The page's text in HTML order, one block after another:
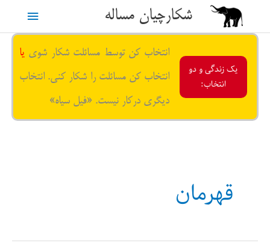
محتوا
شکارچیان مساله
فهرست
یک زندگی و دو
انتخاب:
انتخاب کن توسط مسائلت شکار شوی یا
انتخاب کن مسائلت را شکار کنی. انتخاب
دیگری درکار نیست. «فیل سیاه»
قهرمان